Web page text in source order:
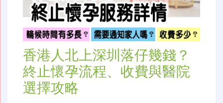
香港人北上深圳落仔幾錢？
終止懷孕流程、收費與醫院
選擇攻略